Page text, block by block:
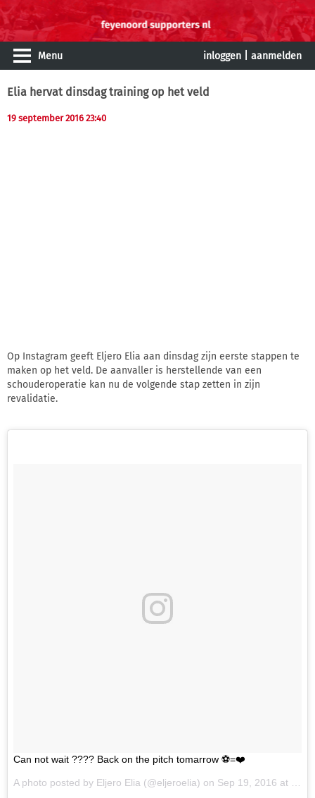
Menu inloggen aanmelden
Elia hervat dinsdag training op het veld
19 september 2016 23:40
Op Instagram geeft Eljero Elia aan dinsdag zijn eerste stappen te
maken op het veld. De aanvaller is herstellende van een
schouderoperatie kan nu de volgende stap zetten in zijn
revalidatie.
Can not wait ???? Back on the pitch tomarrow ⚽️=❤️
A photo posted by Eljero Elia (@eljeroelia) on Sep 19, 2016 at 2:07pm PDT